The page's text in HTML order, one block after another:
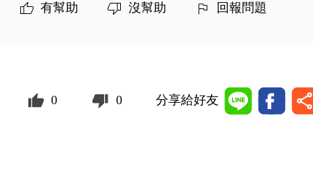
有幫助 沒幫助 回報問題
0 0 分享給好友